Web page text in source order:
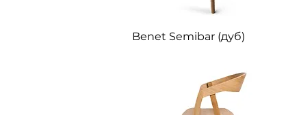
Швидкий перегляд
Benet Semibar (дуб)